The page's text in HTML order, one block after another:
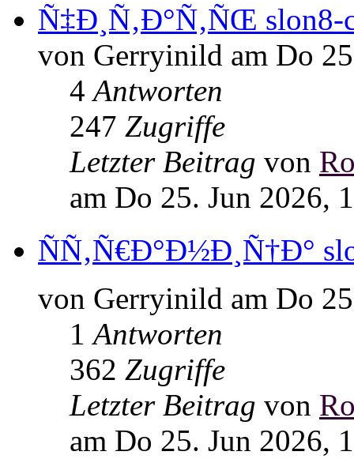
Ñ‡Ð¸Ñ‚Ð°Ñ‚ÑŒ slon8-
von Gerryinild am Do
4Antworten
247 Zugriffe
Letzter Beitrag von
am Do 25. Jun 2026,
ÑÑ‚Ñ€Ð°Ð½Ð¸Ñ†Ð°
von Gerryinild am Do
1Antworten
362 Zugriffe
Letzter Beitrag von
am Do 25. Jun 2026,